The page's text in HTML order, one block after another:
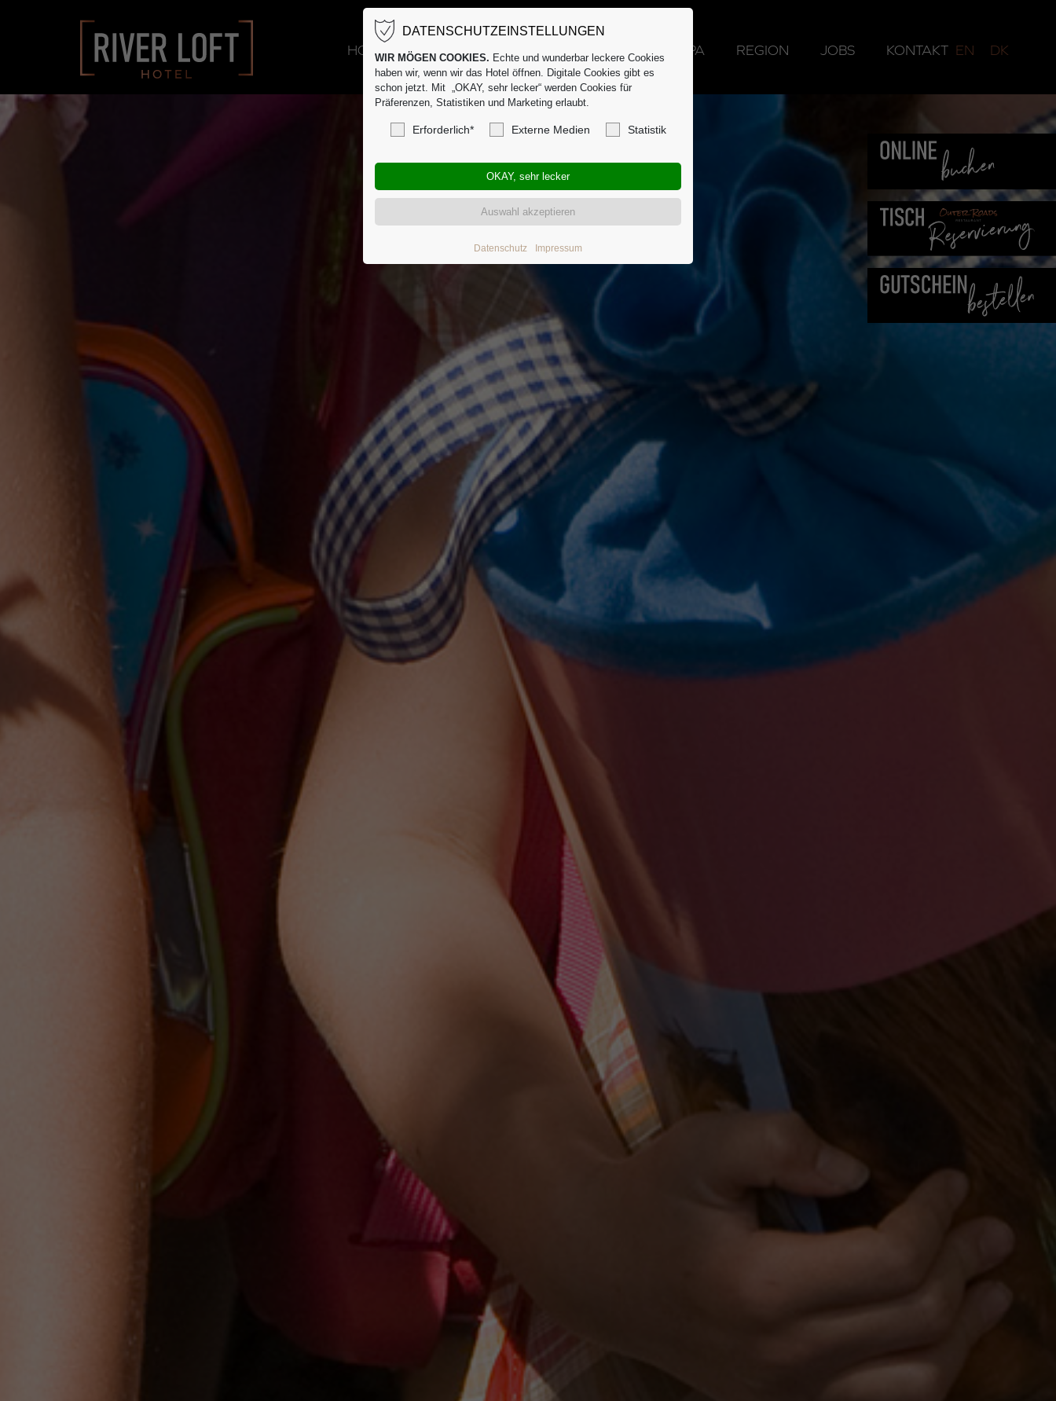
DATENSCHUTZEINSTELLUNGEN
WIR MÖGEN COOKIES. Echte und wunderbar leckere Cookies
haben wir, wenn wir das Hotel öffnen. Digitale Cookies gibt es
schon jetzt. Mit „OKAY, sehr lecker“ werden Cookies für
Präferenzen, Statistiken und Marketing erlaubt.
Erforderlich* Externe Medien Statistik
Datenschutz Impressum
HOTEL GASTRO VERANSTALTUNGEN SPA REGION JOBS KONTAKT EN DK